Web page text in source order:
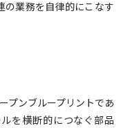
の業務を自律的にこなす
プンブループリントであ
を横断的につなぐ部品